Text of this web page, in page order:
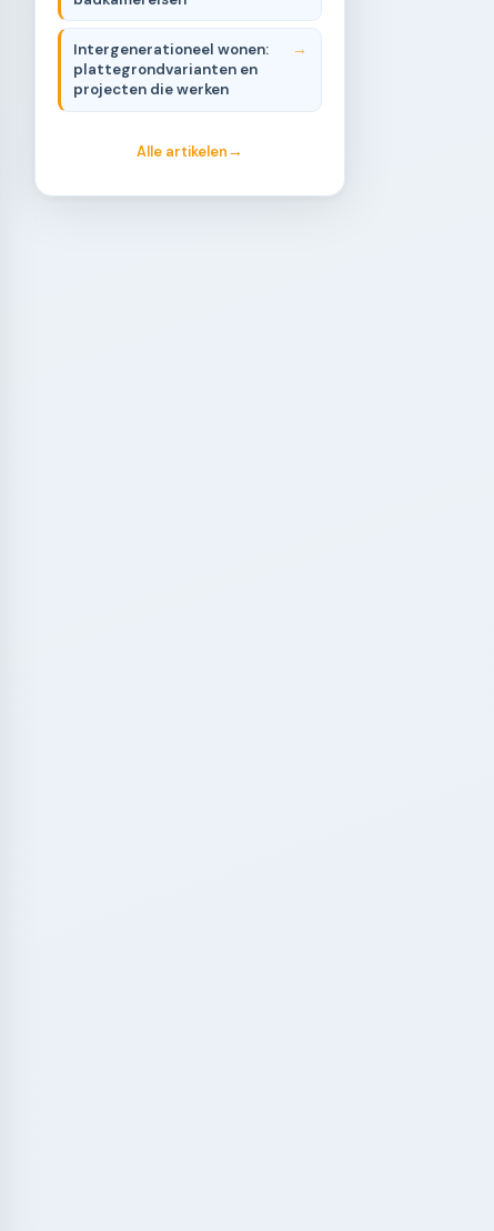
Intergenerationeel wonen:
plattegrondvarianten en
projecten die werken
Alle artikelen